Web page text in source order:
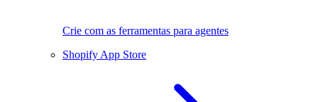
Crie com as ferramentas para agentes
Shopify App Store